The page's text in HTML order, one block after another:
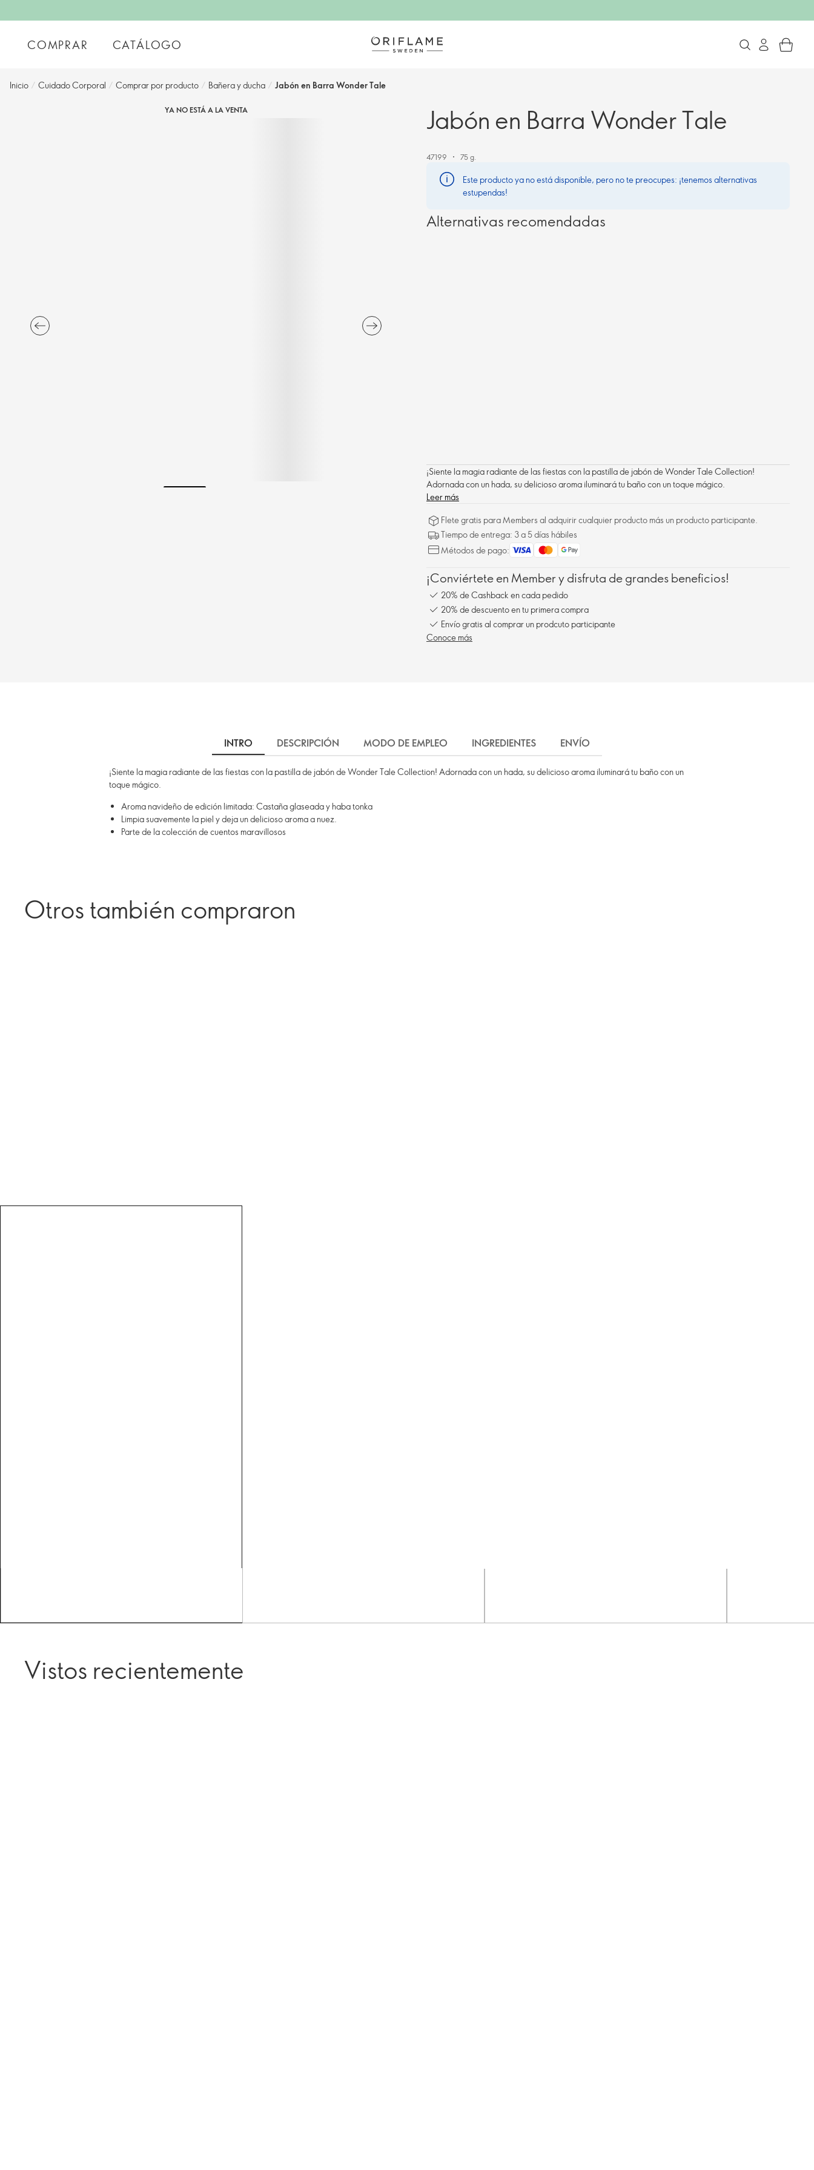
COMPRAR CATÁLOGO
Inicio / Cuidado Corporal / Comprar por producto / Bañera y ducha / Jabón en Barra Wonder Tale
YA NO ESTÁ A LA VENTA Jabón en Barra Wonder Tale
47199 75 g.
Este producto ya no está disponible, pero no te preocupes: ¡tenemos alternativas
estupendas!
Alternativas recomendadas
¡Siente la magia radiante de las fiestas con la pastilla de jabón de Wonder Tale Collection!
Adornada con un hada, su delicioso aroma iluminará tu baño con un toque mágico.
Leer más
Flete gratis para Members al adquirir cualquier producto más un producto participante.
Tiempo de entrega: 3 a 5 días hábiles
Métodos de pago:
¡Conviértete en Member y disfruta de grandes beneficios!
20% de Cashback en cada pedido
20% de descuento en tu primera compra
Envío gratis al comprar un prodcuto participante
Conoce más
INTRO DESCRIPCIÓN MODO DE EMPLEO INGREDIENTES ENVÍO
¡Siente la magia radiante de las fiestas con la pastilla de jabón de Wonder Tale Collection! Adornada con un hada, su delicioso aroma iluminará tu baño con un
toque mágico.
Aroma navideño de edición limitada: Castaña glaseada y haba tonka
Limpia suavemente la piel y deja un delicioso aroma a nuez.
Parte de la colección de cuentos maravillosos
Otros también compraron
Vistos recientemente